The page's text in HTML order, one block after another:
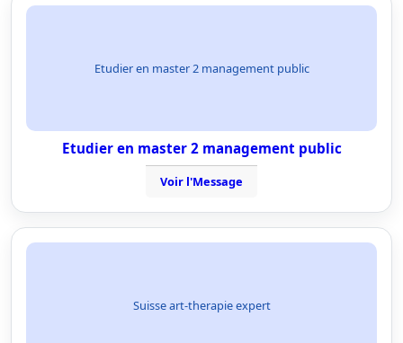
Etudier en master 2 management public
Etudier en master 2 management public
Voir l'Message
Suisse art-therapie expert